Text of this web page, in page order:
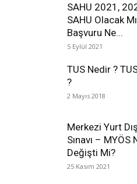
SAHU 2021,
SAHU Olacak
Başvuru Ne...
5 Eylül 2021
TUS Nedir ?
?
2 Mayıs 2018
Merkezi Yurt
Sınavı –
Değişti Mi?
25 Kasım 2021